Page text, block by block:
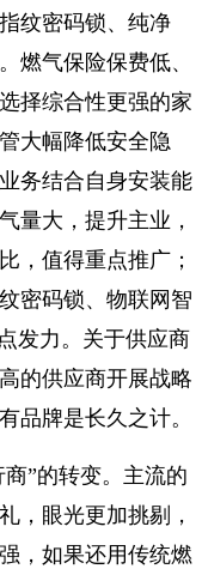
纹密码锁、纯净
燃气保险保费低、
择综合性更强的家
大幅降低安全隐
务结合自身安装能
量大，提升主业，
，值得重点推广；
密码锁、物联网智
发力。关于供应商
的供应商开展战略
品牌是长久之计。
”的转变。主流的
，眼光更加挑剔，
，如果还用传统燃